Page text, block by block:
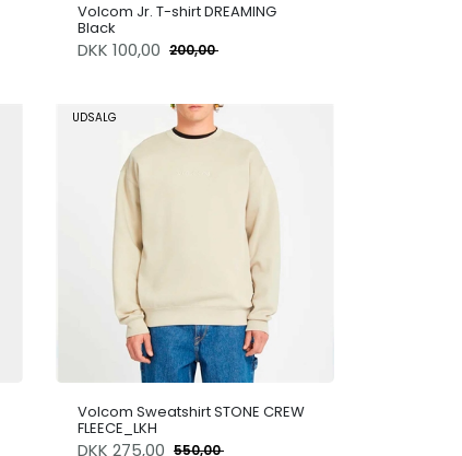
Volcom Jr. T-shirt DREAMING
Black
DKK 100,00 200,00
UDSALG
Volcom Sweatshirt STONE CREW
FLEECE_LKH
DKK 275,00 550,00